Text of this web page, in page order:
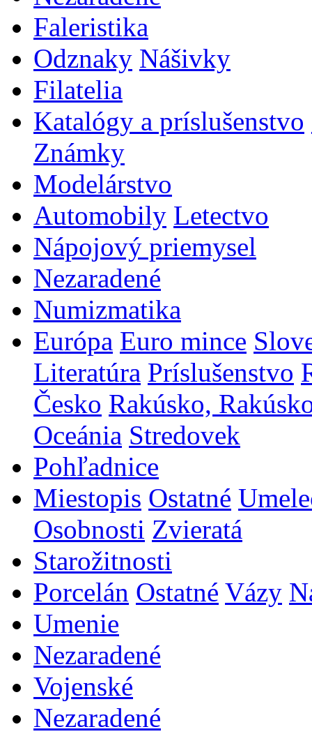
Faleristika
Odznaky Nášivky
Filatelia
Katalógy a príslušenstvo
Známky
Modelárstvo
Automobily Letectvo
Nápojový priemysel
Nezaradené
Numizmatika
Európa Euro mince
Literatúra Príslušenstvo
Česko Rakúsko,
Oceánia Stredovek
Pohľadnice
Miestopis Ostatné
Osobnosti Zvieratá
Starožitnosti
Porcelán Ostatné Vázy
Umenie
Nezaradené
Vojenské
Nezaradené